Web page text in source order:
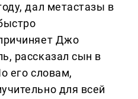
дал метастазы в
Джо
рассказал сын в
его словам,
для всей